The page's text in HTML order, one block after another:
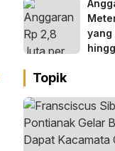
yang
Topik